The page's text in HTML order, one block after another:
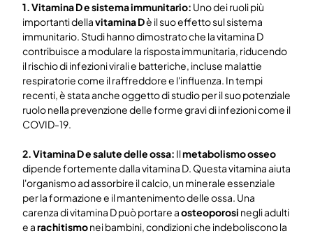
1. Vitamina D e sistema immunitario: Uno dei ruoli più
importanti dellavitamina Dè il suo effetto sul sistema
immunitario. Studi hanno dimostrato che la vitamina D
contribuisce a modulare la risposta immunitaria, riducendo
il rischio di infezioni virali e batteriche, incluse malattie
respiratorie come il raffreddore e l'influenza. In tempi
recenti, è stata anche oggetto di studio per il suo potenziale
ruolo nella prevenzione delle forme gravi di infezioni come il
COVID-19.
2. Vitamina D e salute delle ossa: Ilmetabolismo osseo
dipende fortemente dalla vitamina D. Questa vitamina aiuta
l'organismo ad assorbire il calcio, un minerale essenziale
per la formazione e il mantenimento delle ossa. Una
carenza di vitamina D può portare aosteoporosi negli adulti
e arachitismonei bambini, condizioni che indeboliscono la